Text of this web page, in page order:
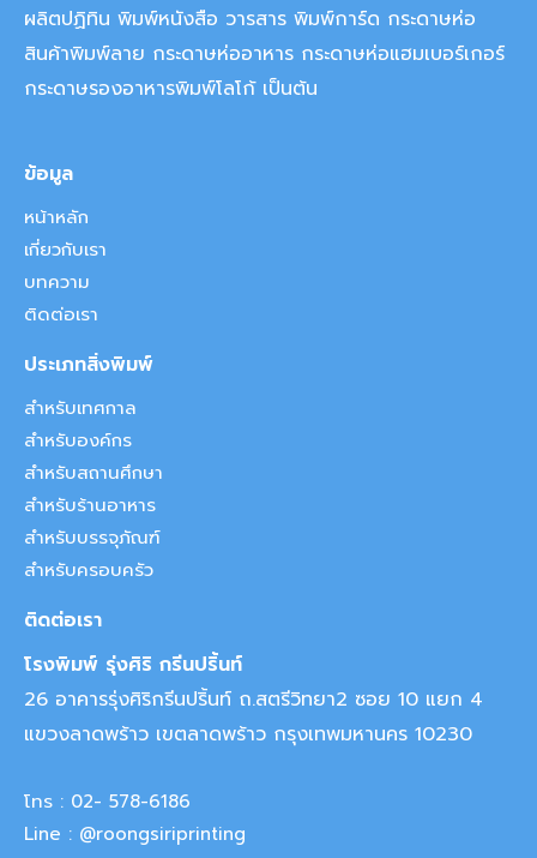
ผลิตปฏิทิน พิมพ์หนังสือ วารสาร พิมพ์การ์ด กระดาษห่อ
สินค้าพิมพ์ลาย กระดาษห่ออาหาร กระดาษห่อแฮมเบอร์เกอร์
กระดาษรองอาหารพิมพ์โลโก้ เป็นต้น
ข้อมูล
หน้าหลัก
เกี่ยวกับเรา
บทความ
ติดต่อเรา
ประเภทสิ่งพิมพ์
สำหรับเทศกาล
สำหรับองค์กร
สำหรับสถานศึกษา
สำหรับร้านอาหาร
สำหรับบรรจุภัณฑ์
สำหรับครอบครัว
ติดต่อเรา
โรงพิมพ์ รุ่งศิริ กรีนปริ้นท์
26 อาคารรุ่งศิริกรีนปริ้นท์ ถ.สตรีวิทยา2 ซอย 10 แยก 4
แขวงลาดพร้าว เขตลาดพร้าว กรุงเทพมหานคร 10230
โทร : 02- 578-6186
Line : @roongsiriprinting